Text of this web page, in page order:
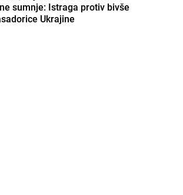
sumnje: Istraga protiv bivše
Ukrajine